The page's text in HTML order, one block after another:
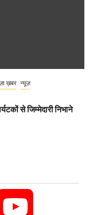
ख़बर न्यूज़
से जिम्मेदारी निभाने